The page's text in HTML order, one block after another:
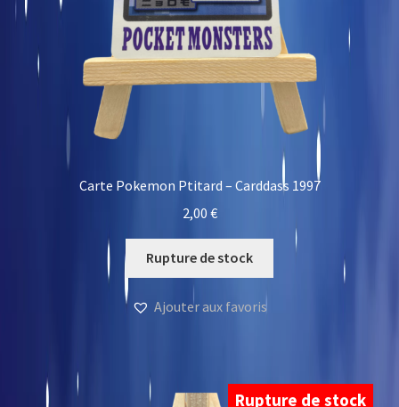
Carte Pokemon Ptitard – Carddass 1997
2,00 €
Rupture de stock
Ajouter aux favoris
Rupture de stock